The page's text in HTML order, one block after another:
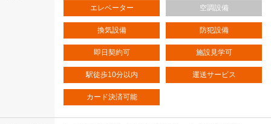
エレベーター 空調設備
換気設備 防犯設備
即日契約可 施設見学可
駅徒歩10分以内 運送サービス
カード決済可能